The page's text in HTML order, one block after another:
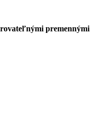
premennými